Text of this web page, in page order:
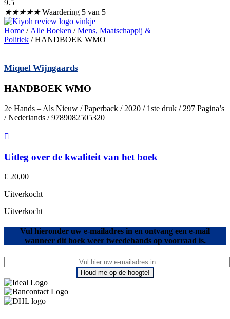
9.5
★★★★★ Waardering 5 van 5
Home / Alle Boeken /Mens, Maatschappij &
Politiek / HANDBOEK WMO
Miquel Wijngaards
HANDBOEK WMO
2e Hands – Als Nieuw / Paperback / 2020 / 1ste druk / 297 Pagina’s
/ Nederlands / 9789082505320
Uitleg over de kwaliteit van het boek
€ 20,00
Uitverkocht
Uitverkocht
Vul hieronder uw e-mailadres in en ontvang een e-mail
wanneer dit boek weer tweedehands op voorraad is.
Houd me op de hoogte!